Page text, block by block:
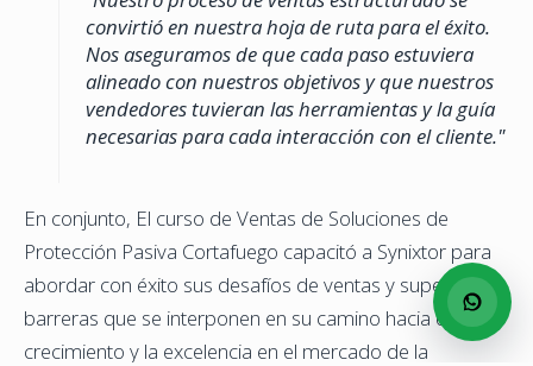
convirtió en nuestra hoja de ruta para el éxito.
Nos aseguramos de que cada paso estuviera
alineado con nuestros objetivos y que nuestros
vendedores tuvieran las herramientas y la guía
necesarias para cada interacción con el cliente."
En conjunto, El curso de Ventas de Soluciones de
Protección Pasiva Cortafuego capacitó a Synixtor para
abordar con éxito sus desafíos de ventas y superar las
barreras que se interponen en su camino hacia el
crecimiento y la excelencia en el mercado de la